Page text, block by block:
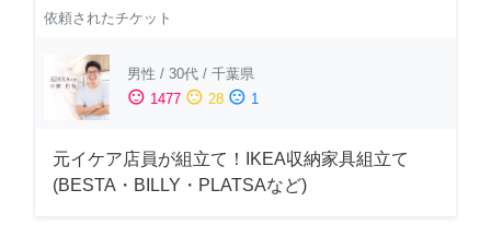
依頼されたチケット
男性 / 30代 / 千葉県
sentiment_satisfied 1477 sentiment_neutral 28 sentiment_dissatisfied 1
元イケア店員が組立て！IKEA収納家具組立て
(BESTA・BILLY・PLATSAなど)